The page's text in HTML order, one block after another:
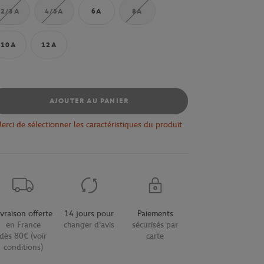
2/3A 4/5A 6A 8A
10A 12A
AJOUTER AU PANIER
de sélectionner les caractéristiques du produit.
offerte
en France
dès 80€ (voir
conditions)
14 jours pour
changer d'avis
Paiements
sécurisés par
carte